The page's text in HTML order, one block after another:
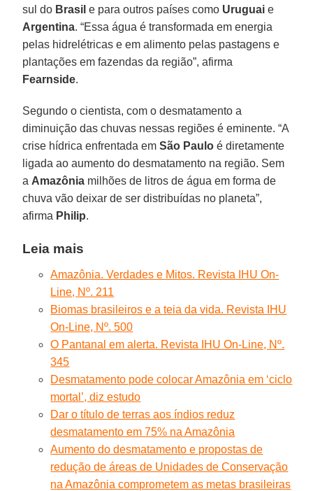
sul do Brasil e para outros países como Uruguai e
Argentina. “Essa água é transformada em energia
pelas hidrelétricas e em alimento pelas pastagens e
plantações em fazendas da região”, afirma
Fearnside.
Segundo o cientista, com o desmatamento a
diminuição das chuvas nessas regiões é eminente. “A
crise hídrica enfrentada emSão Paulo é diretamente
ligada ao aumento do desmatamento na região. Sem
a Amazônia milhões de litros de água em forma de
chuva vão deixar de ser distribuídas no planeta”,
afirma Philip.
Leia mais
Amazônia. Verdades e Mitos. Revista IHU On-
Line, Nº. 211
Biomas brasileiros e a teia da vida. Revista IHU
On-Line, Nº. 500
O Pantanal em alerta. Revista IHU On-Line, Nº.
345
Desmatamento pode colocar Amazônia em ‘ciclo
mortal’, diz estudo
Dar o título de terras aos índios reduz
desmatamento em 75% na Amazônia
Aumento do desmatamento e propostas de
redução de áreas de Unidades de Conservação
na Amazônia comprometem as metas brasileiras